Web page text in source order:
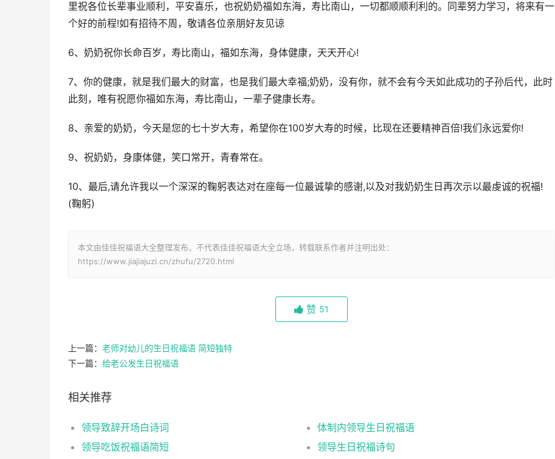
里祝各位长辈事业顺利，平安喜乐，也祝奶奶福如东海，寿比南山，一切都顺顺利利的。同辈努力学习，将来有一
个好的前程!如有招待不周，敬请各位亲朋好友见谅
6、奶奶祝你长命百岁，寿比南山，福如东海，身体健康，天天开心!
7、你的健康，就是我们最大的财富，也是我们最大幸福;奶奶，没有你，就不会有今天如此成功的子孙后代，此时
此刻，唯有祝愿你福如东海，寿比南山，一辈子健康长寿。
8、亲爱的奶奶，今天是您的七十岁大寿，希望你在100岁大寿的时候，比现在还要精神百倍!我们永远爱你!
9、祝奶奶，身康体健，笑口常开，青春常在。
10、最后,请允许我以一个深深的鞠躬表达对在座每一位最诚挚的感谢,以及对我奶奶生日再次示以最虔诚的祝福!
(鞠躬)
本文由佳佳祝福语大全整理发布，不代表佳佳祝福语大全立场，转载联系作者并注明出处：
https://www.jiajiajuzi.cn/zhufu/2720.html
赞 51
上一篇： 老师对幼儿的生日祝福语 简短独特
下一篇： 给老公发生日祝福语
相关推荐
领导致辞开场白诗词
体制内领导生日祝福语
领导吃饭祝福语简短
领导生日祝福诗句